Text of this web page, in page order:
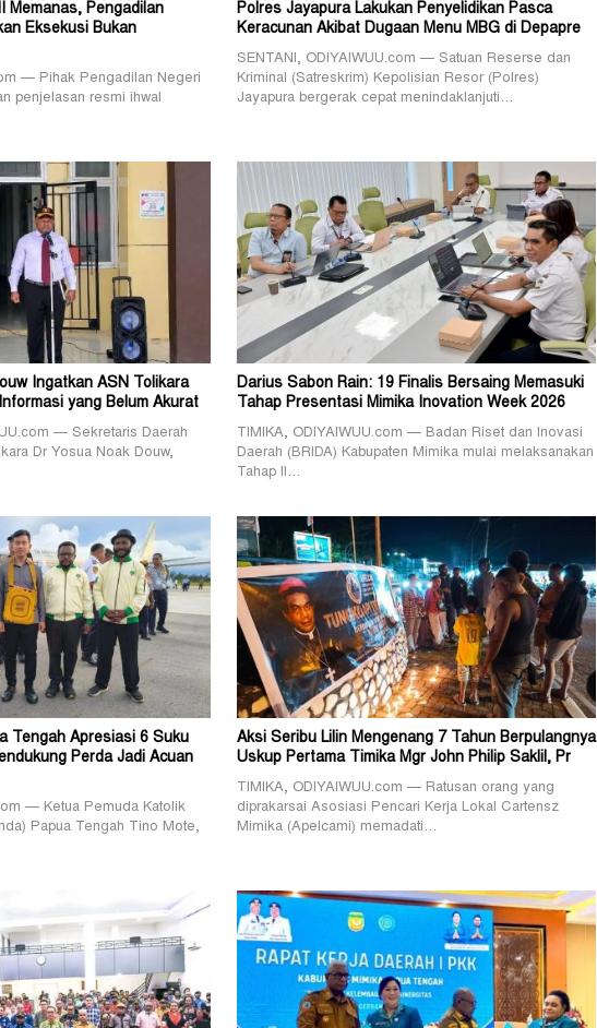
Memanas, Pengadilan
Eksekusi Bukan
— Pihak Pengadilan Negeri
penjelasan resmi ihwal
Polres Jayapura Lakukan Penyelidikan Pasca
Keracunan Akibat Dugaan Menu MBG di Depapre
SENTANI, ODIYAIWUU.com — Satuan Reserse dan
Kriminal (Satreskrim) Kepolisian Resor (Polres)
Jayapura bergerak cepat menindaklanjuti…
Ingatkan ASN Tolikara
yang Belum Akurat
— Sekretaris Daerah
Dr Yosua Noak Douw,
Darius Sabon Rain: 19 Finalis Bersaing Memasuki
Tahap Presentasi Mimika Inovation Week 2026
TIMIKA, ODIYAIWUU.com — Badan Riset dan Inovasi
Daerah (BRIDA) Kabupaten Mimika mulai melaksanakan
Tahap II…
Tengah Apresiasi 6 Suku
Perda Jadi Acuan
— Ketua Pemuda Katolik
Papua Tengah Tino Mote,
Aksi Seribu Lilin Mengenang 7 Tahun Berpulangnya
Uskup Pertama Timika Mgr John Philip Saklil, Pr
TIMIKA, ODIYAIWUU.com — Ratusan orang yang
diprakarsai Asosiasi Pencari Kerja Lokal Cartensz
Mimika (Apelcami) memadati…